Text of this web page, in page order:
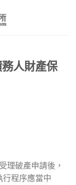
人財產保
理破產申請後，
行程序應當中